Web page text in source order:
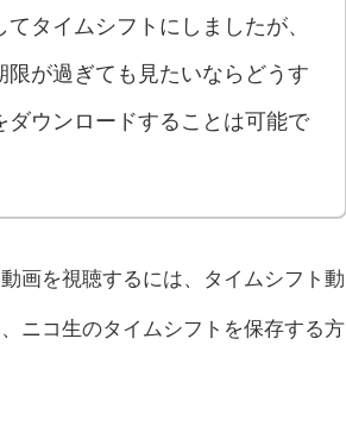
タイムシフトにしましたが、
が過ぎても見たいならどうす
ウンロードすることは可能で
画を視聴するには、タイムシフト動
ニコ生のタイムシフトを保存する方